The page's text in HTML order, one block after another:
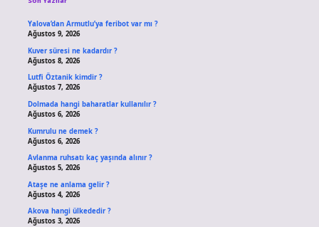
Yalova’dan Armutlu’ya feribot var mı ?
Ağustos 9, 2026
Kuver süresi ne kadardır ?
Ağustos 8, 2026
Lutfi Öztanik kimdir ?
Ağustos 7, 2026
Dolmada hangi baharatlar kullanılır ?
Ağustos 6, 2026
Kumrulu ne demek ?
Ağustos 6, 2026
Avlanma ruhsatı kaç yaşında alınır ?
Ağustos 5, 2026
Ataşe ne anlama gelir ?
Ağustos 4, 2026
Akova hangi ülkededir ?
Ağustos 3, 2026